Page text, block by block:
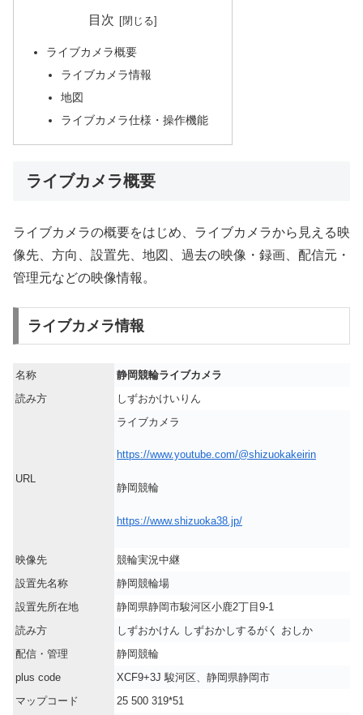
目次
ライブカメラ概要
ライブカメラ情報
地図
ライブカメラ仕様・操作機能
ライブカメラ概要
ライブカメラの概要をはじめ、ライブカメラから見える映
像先、方向、設置先、地図、過去の映像・録画、配信元・
管理元などの映像情報。
ライブカメラ情報
名称
静岡競輪ライブカメラ
読み方
しずおかけいりん
URL
ライブカメラ
https://www.youtube.com/@shizuokakeirin
静岡競輪
https://www.shizuoka38.jp/
映像先
競輪実況中継
設置先名称
静岡競輪場
設置先所在地
静岡県静岡市駿河区小鹿2丁目9-1
読み方
しずおかけん しずおかしするがく おしか
配信・管理
静岡競輪
plus code
XCF9+3J 駿河区、静岡県静岡市
マップコード
25 500 319*51